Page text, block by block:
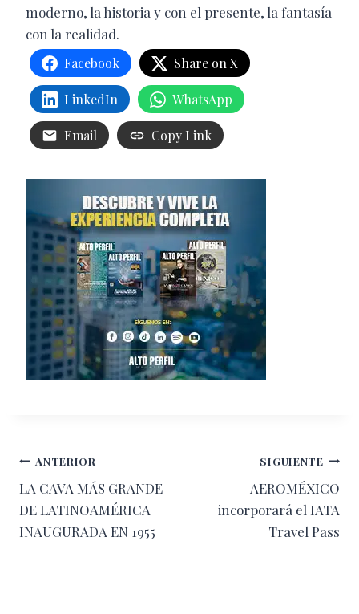
moderno, la historia y con el presente, la fantasía
con la realidad.
Facebook Share on X
LinkedIn WhatsApp
Email Copy Link
Navegación
de
entradas
ANTERIOR
LA CAVA MÁS GRANDE
DE LATINOAMÉRICA
INAUGURADA EN 1955
SIGUIENTE
AEROMÉXICO
incorporará el IATA
Travel Pass